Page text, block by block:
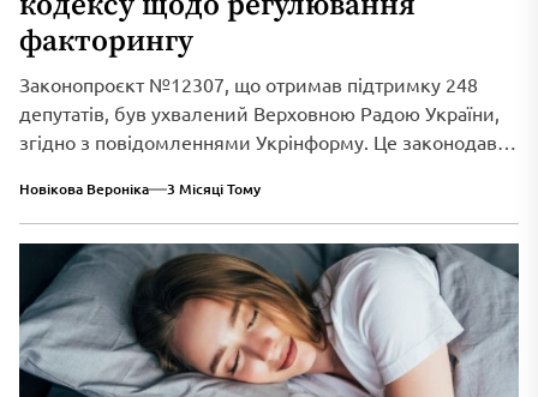
факторингу
Законопроєкт №12307, що отримав підтримку 248
депутатів, був ухвалений Верховною Радою України,
згідно з повідомленнями Укрінформу. Це законодавче
Новікова Вероніка 3 Місяці Тому